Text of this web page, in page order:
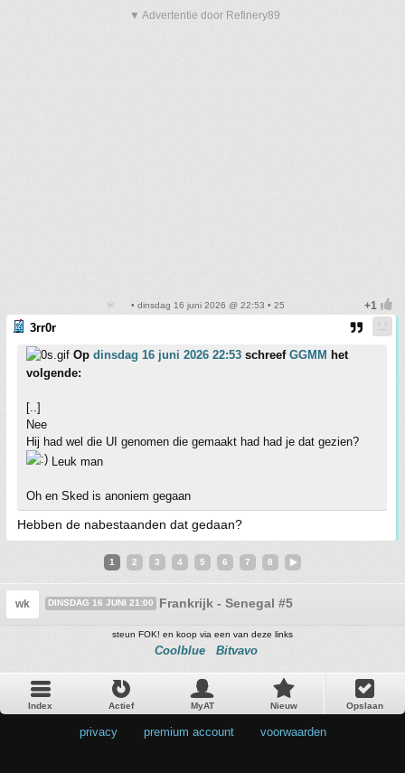
▼ Advertentie door Refinery89
• dinsdag 16 juni 2026 @ 22:53 • 25
3rr0r
Op dinsdag 16 juni 2026 22:53 schreef GGMM het
volgende:
[..]
Nee
Hij had wel die UI genomen die gemaakt had had je dat gezien?
Leuk man
Oh en Sked is anoniem gegaan
Hebben de nabestaanden dat gedaan?
1 2 3 4 5 6 7 8
wk DINSDAG 16 JUNI 21:00 Frankrijk - Senegal #5
steun FOK! en koop via een van deze links
Coolblue Bitvavo
Index Actief MyAT Nieuw Opslaan
privacy premium account voorwaarden